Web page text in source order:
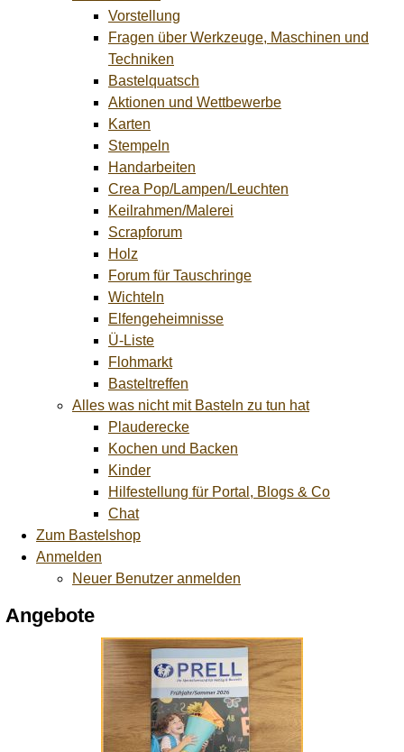
Vorstellung
Fragen über Werkzeuge, Maschinen und
Techniken
Bastelquatsch
Aktionen und Wettbewerbe
Karten
Stempeln
Handarbeiten
Crea Pop/Lampen/Leuchten
Keilrahmen/Malerei
Scrapforum
Holz
Forum für Tauschringe
Wichteln
Elfengeheimnisse
Ü-Liste
Flohmarkt
Basteltreffen
Alles was nicht mit Basteln zu tun hat
Plauderecke
Kochen und Backen
Kinder
Hilfestellung für Portal, Blogs & Co
Chat
Zum Bastelshop
Anmelden
Neuer Benutzer anmelden
Angebote